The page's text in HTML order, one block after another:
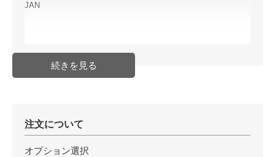
JAN
注文について
オプション選択